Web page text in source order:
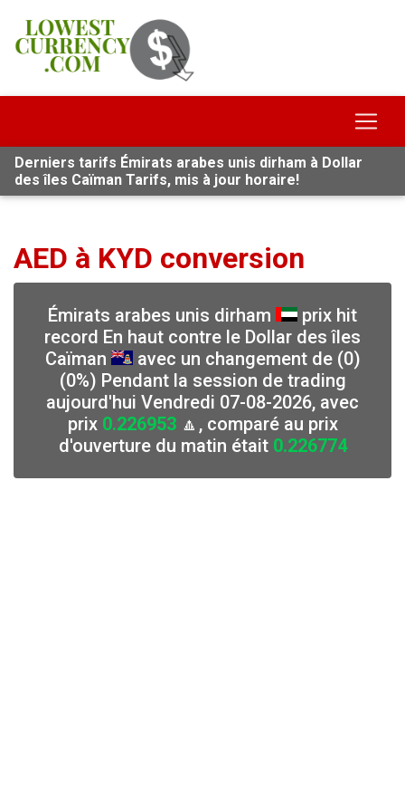
Derniers tarifs Émirats arabes unis dirham à Dollar
des îles Caïman Tarifs, mis à jour horaire!
AED à KYD conversion
Émirats arabes unis dirham
prix hit
record En haut contre le Dollar des îles
Caïman
avec un changement de (0)
(0%) Pendant la session de trading
aujourd'hui Vendredi 07-08-2026, avec
prix 0.226953🔼, comparé au prix
d'ouverture du matin était 0.226774